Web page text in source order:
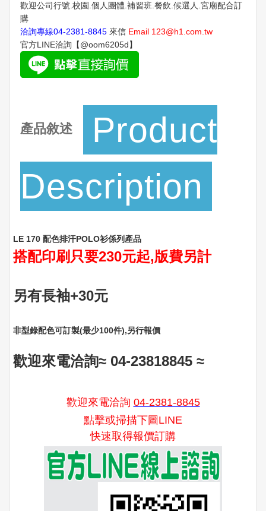
歡迎公司行號.校園.個人團體.補習班.餐飲.候選人.宮廟配合訂
購
洽詢專線04-2381-8845 來信 Email 123@h1.com.tw
官方LINE洽詢【@oom6205d】
產品敘述
Product
Description
LE 170 配色排汗POLO衫係列產品
搭配印刷只要230元起,版費另計
另有長袖+30元
非型錄配色可訂製(最少100件)‚另行報價
歡迎來電洽詢≈ 04-23818845 ≈
歡迎來電洽詢 04-2381-8845
點擊或掃描下圖LINE
快速取得報價訂購